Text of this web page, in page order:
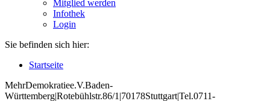
Mitglied werden
Infothek
Login
Sie befinden sich hier:
Startseite
MehrDemokratiee.V.Baden-
Württemberg|Rotebühlstr.86/1 |70178Stuttgart|Tel.0711-